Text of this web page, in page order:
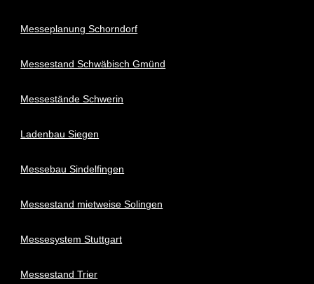
Messeplanung Schorndorf
Messestand Schwäbisch Gmünd
Messestände Schwerin
Ladenbau Siegen
Messebau Sindelfingen
Messestand mietweise Solingen
Messesystem Stuttgart
Messestand Trier